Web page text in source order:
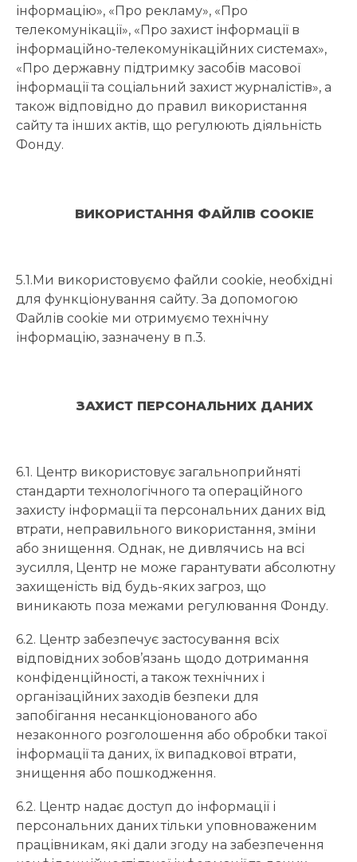
інформацію», «Про рекламу», «Про
телекомунікації», «Про захист інформації в
інформаційно-телекомунікаційних системах»,
«Про державну підтримку засобів масової
інформації та соціальний захист журналістів», а
також відповідно до правил використання
сайту та інших актів, що регулюють діяльність
Фонду.
ВИКОРИСТАННЯ ФАЙЛІВ COOKIE
5.1.Ми використовуємо файли cookie, необхідні
для функціонування сайту. За допомогою
Файлів cookie ми отримуємо технічну
інформацію, зазначену в п.3.
ЗАХИСТ ПЕРСОНАЛЬНИХ ДАНИХ
6.1. Центр використовує загальноприйняті
стандарти технологічного та операційного
захисту інформації та персональних даних від
втрати, неправильного використання, зміни
або знищення. Однак, не дивлячись на всі
зусилля, Центр не може гарантувати абсолютну
захищеність від будь-яких загроз, що
виникають поза межами регулювання Фонду.
6.2. Центр забезпечує застосування всіх
відповідних зобов’язань щодо дотримання
конфіденційності, а також технічних і
організаційних заходів безпеки для
запобігання несанкціонованого або
незаконного розголошення або обробки такої
інформації та даних, їх випадкової втрати,
знищення або пошкодження.
6.2. Центр надає доступ до інформації і
персональних даних тільки уповноваженим
працівникам, які дали згоду на забезпечення